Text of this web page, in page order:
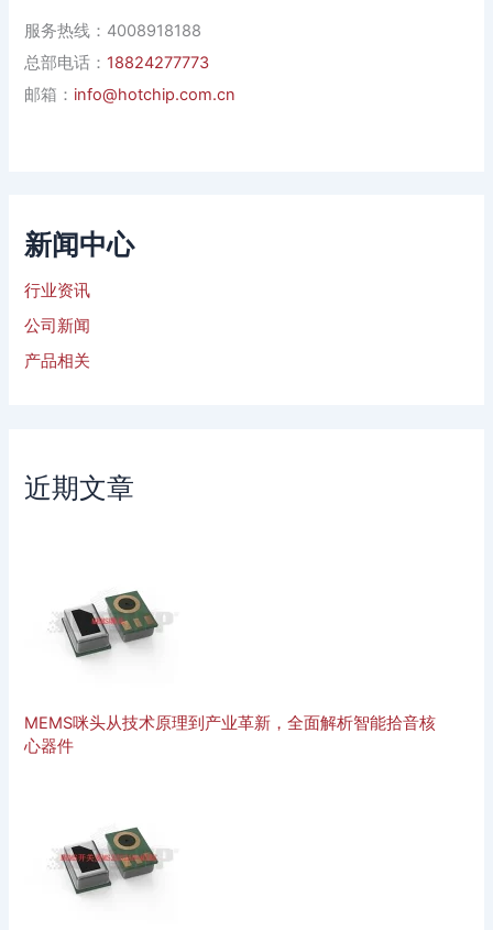
服务热线：4008918188
总部电话：18824277773
邮箱： info@hotchip.com.cn
新闻中心
行业资讯
公司新闻
产品相关
近期文章
MEMS咪头从技术原理到产业革新，全面解析智能拾音核
心器件